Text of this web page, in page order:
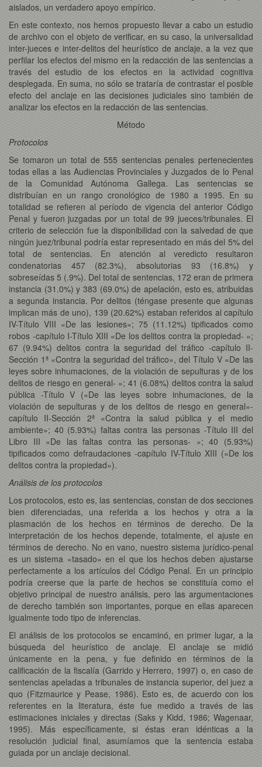
aislados, un verdadero apoyo empírico.
En este contexto, nos hemos propuesto llevar a cabo un estudio
de archivo con el objeto de verificar, en su caso, la universalidad
inter-jueces e inter-delitos del heurístico de anclaje, a la vez que
perfilar los efectos del mismo en la redacción de las sentencias a
través del estudio de los efectos en la actividad cognitiva
desplegada. En suma, no sólo se trataría de contrastar el posible
efecto del anclaje en las decisiones judiciales sino también de
analizar los efectos en la redacción de las sentencias.
Método
Protocolos
Se tomaron un total de 555 sentencias penales pertenecientes
todas ellas a las Audiencias Provinciales y Juzgados de lo Penal
de la Comunidad Autónoma Gallega. Las sentencias se
distribuían en un rango cronológico de 1980 a 1995. En su
totalidad se refieren al período de vigencia del anterior Código
Penal y fueron juzgadas por un total de 99 jueces/tribunales. El
criterio de selección fue la disponibilidad con la salvedad de que
ningún juez/tribunal podría estar representado en más del 5% del
total de sentencias. En atención al veredicto resultaron
condenatorias 457 (82.3%), absolutorias 93 (16.8%) y
sobreseídas 5 (.9%). Del total de sentencias, 172 eran de primera
instancia (31.0%) y 383 (69.0%) de apelación, esto es, atribuidas
a segunda instancia. Por delitos (téngase presente que algunas
implican más de uno), 139 (20.62%) estaban referidos al capítulo
IV-Título VIII «De las lesiones»; 75 (11.12%) tipificados como
robos -capítulo I-Título XIII «De los delitos contra la propiedad- »;
67 (9.94%) delitos contra la seguridad del tráfico -capítulo II-
Sección 1ª «Contra la seguridad del tráfico», del Título V «De las
leyes sobre inhumaciones, de la violación de sepulturas y de los
delitos de riesgo en general- »; 41 (6.08%) delitos contra la salud
pública -Título V («De las leyes sobre inhumaciones, de la
violación de sepulturas y de los delitos de riesgo en general»-
capítulo II-Sección 2ª «Contra la salud pública y el medio
ambiente»; 40 (5.93%) faltas contra las personas -Título III del
Libro III «De las faltas contra las personas- »; 40 (5.93%)
tipificados como defraudaciones -capítulo IV-Título XIII («De los
delitos contra la propiedad»).
Análisis de los protocolos
Los protocolos, esto es, las sentencias, constan de dos secciones
bien diferenciadas, una referida a los hechos y otra a la
plasmación de los hechos en términos de derecho. De la
interpretación de los hechos depende, totalmente, el ajuste en
términos de derecho. No en vano, nuestro sistema jurídico-penal
es un sistema «tasado» en el que los hechos deben ajustarse
perfectamente a los artículos del Código Penal. En un principio
podría creerse que la parte de hechos se constituía como el
objetivo principal de nuestro análisis, pero las argumentaciones
de derecho también son importantes, porque en ellas aparecen
igualmente todo tipo de inferencias.
El análisis de los protocolos se encaminó, en primer lugar, a la
búsqueda del heurístico de anclaje. El anclaje se midió
únicamente en la pena, y fue definido en términos de la
calificación de la fiscalía (Garrido y Herrero, 1997) o, en caso de
sentencias apeladas a tribunales de instancia superior, del juez a
quo (Fitzmaurice y Pease, 1986). Esto es, de acuerdo con los
referentes en la literatura, éste fue medido a través de las
estimaciones iniciales y directas (Saks y Kidd, 1986; Wagenaar,
1995). Más específicamente, si éstas eran idénticas a la
resolución judicial final, asumíamos que la sentencia estaba
guiada por un anclaje decisional.